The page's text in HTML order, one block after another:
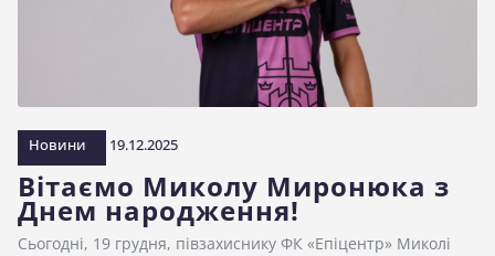
Новини 19.12.2025
Вітаємо Миколу Миронюка з
Днем народження!
Сьогодні, 19 грудня, півзахиснику ФК «Епіцентр» Миколі